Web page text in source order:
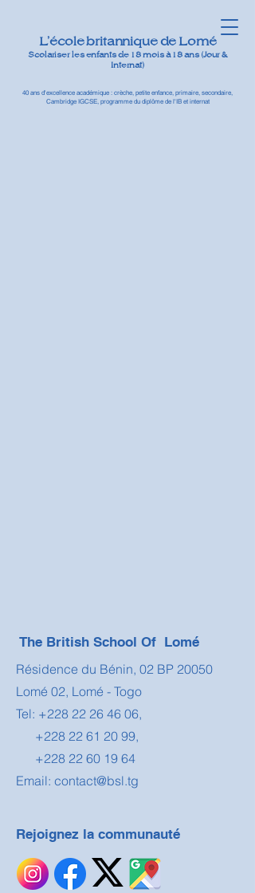
L'école britannique de Lomé
Scolariser les enfants de 18 mois à 18 ans (Jour &
Internat)
40 ans d'excellence académique : crèche, petite enfance, primaire, secondaire,
Cambridge IGCSE, programme du diplôme de l'IB et internat
The British School Of Lomé
Résidence du Bénin, 02 BP 20050
Lomé 02, Lomé - Togo
Tel: +228 22 26 46 06,
+228 22 61 20 99,
+228 22 60 19 64
Email: contact@bsl.tg
Rejoignez la communauté